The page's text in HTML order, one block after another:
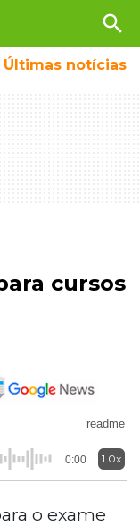
search
Últimas notícias
cursos
readme
0:00 1.0x
o exame